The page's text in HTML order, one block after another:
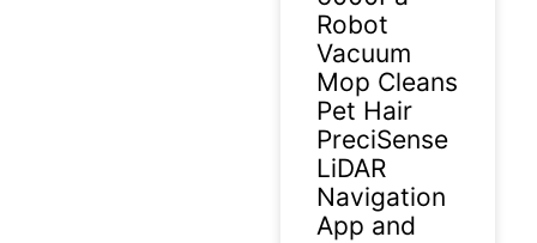
Robot
Vacuum
Mop Cleans
Pet Hair
PreciSense
LiDAR
Navigation
App and